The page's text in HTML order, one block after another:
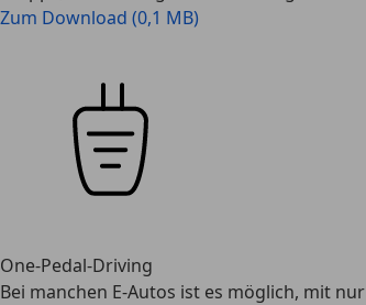
Zum Download (0,1 MB)
One-Pedal-Driving
Bei manchen E-Autos ist es möglich, mit